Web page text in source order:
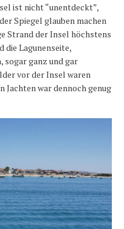
ist nicht “unentdeckt”,
Spiegel glauben machen
Strand der Insel höchstens
die Lagunenseite,
sogar ganz und gar
vor der Insel waren
war dennoch genug